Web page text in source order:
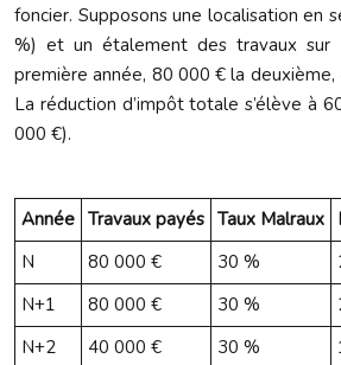
foncier. Supposons une localisation en
%) et un étalement des travaux
première année, 80 000 € la
La réduction d’impôt totale s’élève à
000 €).
Année Travaux payés Taux Malraux
N
80 000 € 30 %
N+1
80 000 € 30 %
N+2
40 000 € 30 %